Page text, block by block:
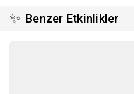
✨ Benzer Etkinlikler